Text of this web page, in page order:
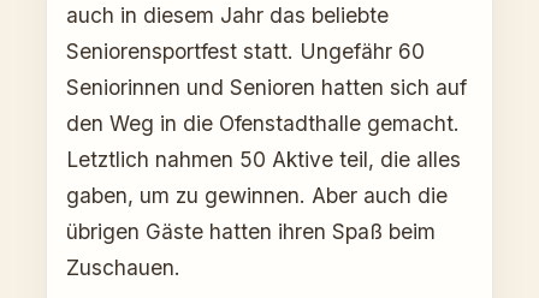
auch in diesem Jahr das beliebte
Seniorensportfest statt. Ungefähr 60
Seniorinnen und Senioren hatten sich auf
den Weg in die Ofenstadthalle gemacht.
Letztlich nahmen 50 Aktive teil, die alles
gaben, um zu gewinnen. Aber auch die
übrigen Gäste hatten ihren Spaß beim
Zuschauen.